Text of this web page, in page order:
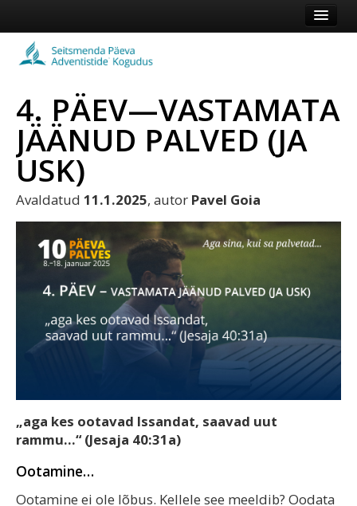
Koduleht
Vaata veel
4. PÄEV—VASTAMATA
JÄÄNUD PALVED (JA
USK)
Avaldatud 11.1.2025, autor Pavel Goia
„aga kes ootavad Issandat, saavad uut
rammu…“ (Jesaja 40:31a)
Ootamine…
Ootamine ei ole lõbus. Kellele see meeldib? Oodata